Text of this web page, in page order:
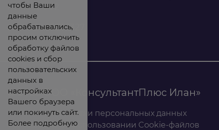
помещ. 302
ИНН: 2465263327
© 2026 ООО «КонсультантПлюс Илан»
Политика обработки персональных данных
Соглашение об использовании Cookie-файлов
чтобы Ваши
данные
обрабатывались,
просим отключить
обработку файлов
cookies и сбор
пользовательских
данных в
настройках
Вашего браузера
или покинуть сайт.
Более подробную